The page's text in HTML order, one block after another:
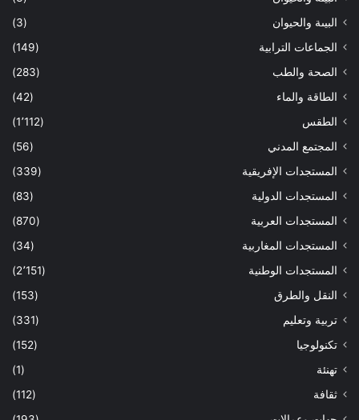
البيىة والحيوان
(3)
الجماعات الترابية
(149)
الصحة والطب
(283)
الطاقة والماء
(42)
الطقس
(1٬112)
المجتمع المدني
(56)
المستجدات الإفريقية
(339)
المستجدات الدولية
(83)
المستجدات العربية
(870)
المستجدات المغاربية
(34)
المستجدات الوطنية
(2٬151)
النقل والطرق
(153)
تربية وتعليم
(331)
تكنولوجيا
(152)
تهنئة
(1)
ثقافة
(112)